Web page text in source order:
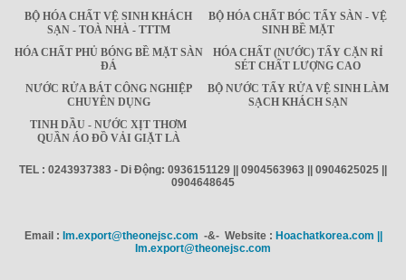
BỘ HÓA CHẤT VỆ SINH KHÁCH
SẠN - TOÀ NHÀ - TTTM
BỘ HÓA CHẤT BÓC TẨY SÀN - VỆ
SINH BỀ MẶT
HÓA CHẤT PHỦ BÓNG BỀ MẶT SÀN
ĐÁ
HÓA CHẤT (NƯỚC) TẨY CẶN RỈ
SÉT CHẤT LƯỢNG CAO
NƯỚC RỬA BÁT CÔNG NGHIỆP
CHUYÊN DỤNG
BỘ NƯỚC TẨY RỬA VỆ SINH LÀM
SẠCH KHÁCH SẠN
TINH DẦU - NƯỚC XỊT THƠM
QUẦN ÁO ĐỒ VẢI GIẶT LÀ
TEL : 0243937383 - Di Động: 0936151129 || 0904563963 || 0904625025 ||
0904648645
Email : Im.export@theonejsc.com -&- Website : Hoachatkorea.com ||
Im.export@theonejsc.com